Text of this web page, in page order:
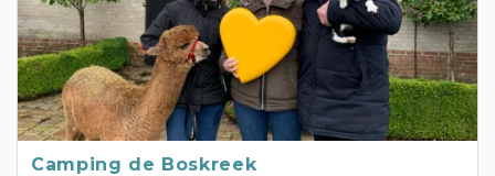
Camping de Boskreek